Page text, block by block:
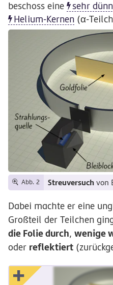
beschoss eine
sehr
Helium-Kernen (α-
Abb. 2 Streuversuchvon
Dabei machte er eine
Großteil der Teilchen
die Folie durch, wenige
oder reflektiert